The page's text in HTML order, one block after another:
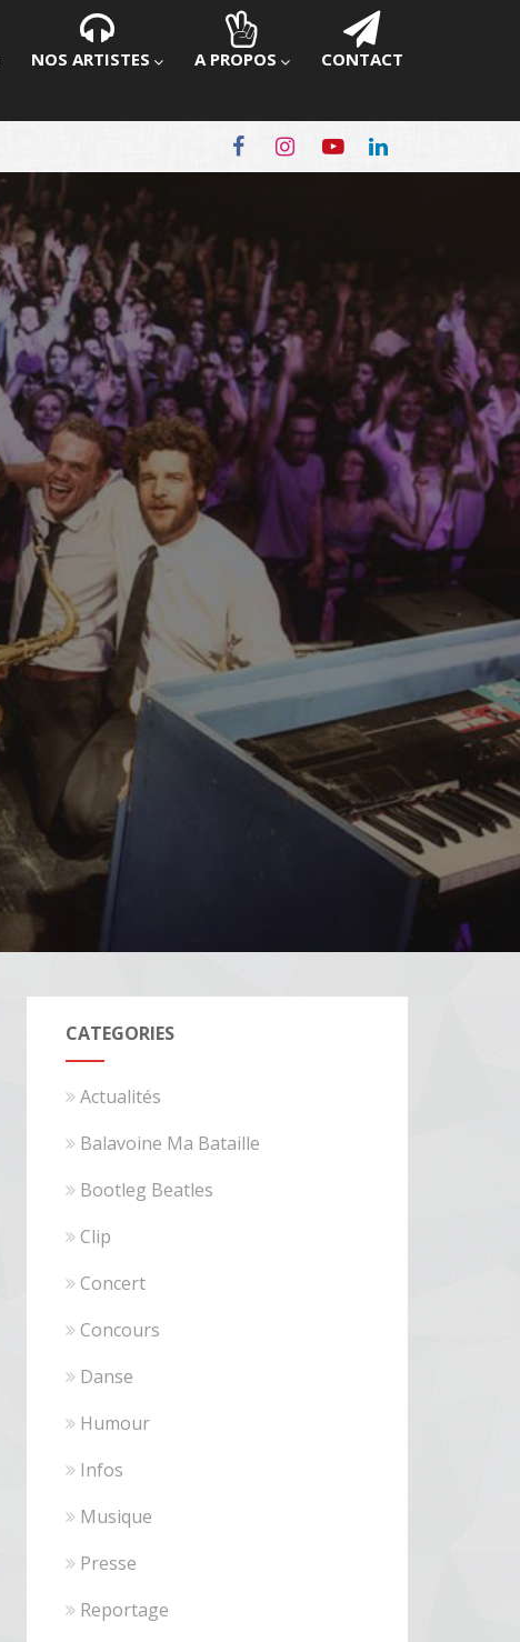
NOS ARTISTES A PROPOS CONTACT
CATEGORIES
Actualités
Balavoine Ma Bataille
Bootleg Beatles
Clip
Concert
Concours
Danse
Humour
Infos
Musique
Presse
Reportage